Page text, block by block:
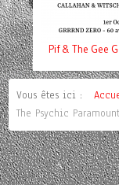
Pif& The Gee
Vous êtes ici :
The Psychic Paramount